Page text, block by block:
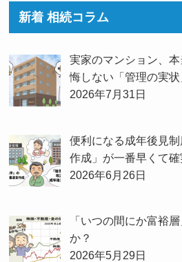
新着 相続コラム
実家のマンション、
悔しない「管理の実状
2026年7月31日
便利になる成年後見
作成」が一番早くて確
2026年6月26日
「いつの間にか富裕
か？
2026年5月29日